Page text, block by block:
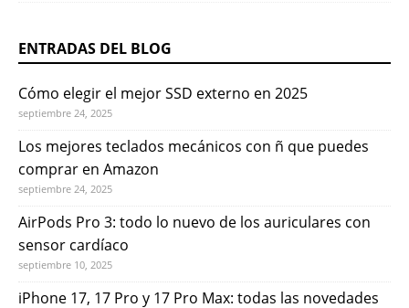
ENTRADAS DEL BLOG
Cómo elegir el mejor SSD externo en 2025
septiembre 24, 2025
Los mejores teclados mecánicos con ñ que puedes
comprar en Amazon
septiembre 24, 2025
AirPods Pro 3: todo lo nuevo de los auriculares con
sensor cardíaco
septiembre 10, 2025
iPhone 17, 17 Pro y 17 Pro Max: todas las novedades